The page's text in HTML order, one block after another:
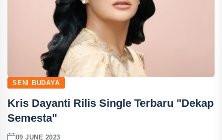
SENI BUDAYA
Kris Dayanti Rilis Single Terbaru "Dekap
Semesta"
09 JUNE 2023